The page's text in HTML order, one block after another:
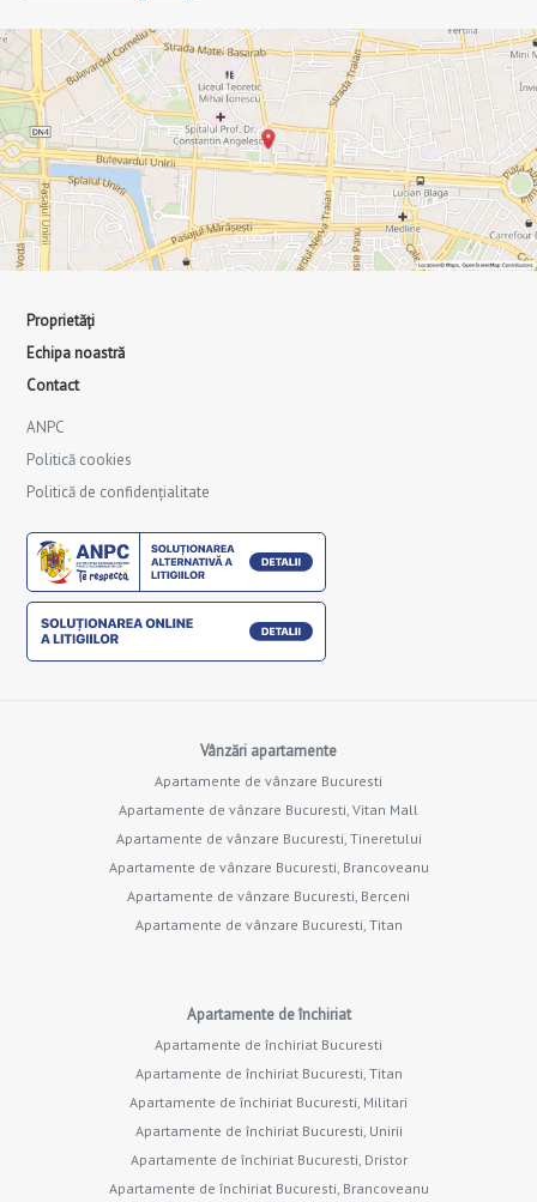
Proprietăți
Echipa noastră
Contact
ANPC
Politică cookies
Politică de confidențialitate
Vânzări apartamente
Apartamente de vânzare Bucuresti
Apartamente de vânzare Bucuresti, Vitan Mall
Apartamente de vânzare Bucuresti, Tineretului
Apartamente de vânzare Bucuresti, Brancoveanu
Apartamente de vânzare Bucuresti, Berceni
Apartamente de vânzare Bucuresti, Titan
Apartamente de închiriat
Apartamente de închiriat Bucuresti
Apartamente de închiriat Bucuresti, Titan
Apartamente de închiriat Bucuresti, Militari
Apartamente de închiriat Bucuresti, Unirii
Apartamente de închiriat Bucuresti, Dristor
Apartamente de închiriat Bucuresti, Brancoveanu